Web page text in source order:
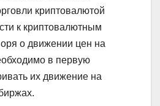
криптовалютой
к криптовалютным
о движении цен на
в первую
их движение на